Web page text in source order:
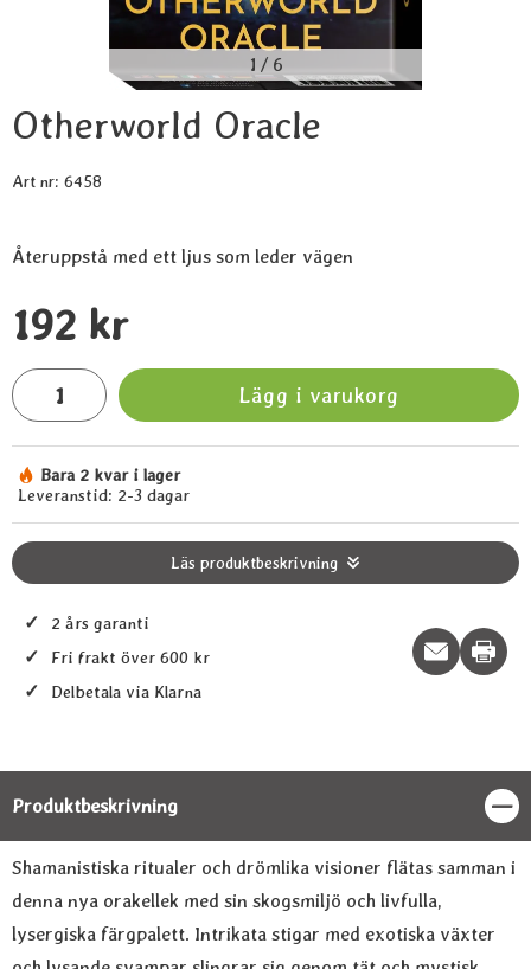
1 / 6
Otherworld Oracle
Art nr: 6458
Återuppstå med ett ljus som leder vägen
pris
192 kr
antal
Lägg i varukorg
Tillgänglighet:
Bara 2 kvar i lager
Leveranstid: 2-3 dagar
Läs produktbeskrivning
✓ 2 års garanti
✓ Fri frakt över 600 kr
✓ Delbetala via Klarna
Print
Produktbeskrivning
Produktbeskrivning
Shamanistiska ritualer och drömlika visioner flätas samman i
denna nya orakellek med sin skogsmiljö och livfulla,
lysergiska färgpalett. Intrikata stigar med exotiska växter